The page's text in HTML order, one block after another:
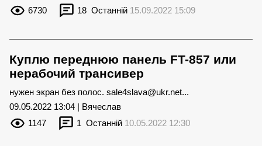
6730
18 Останній 15.09.2022 15:09
Куплю переднюю панель FT-857 или
нерабочий трансивер
нужен экран без полос. sale4slava@ukr.net...
09.05.2022 13:04 | Вячеслав
1147
1 Останній 10.05.2022 12:30